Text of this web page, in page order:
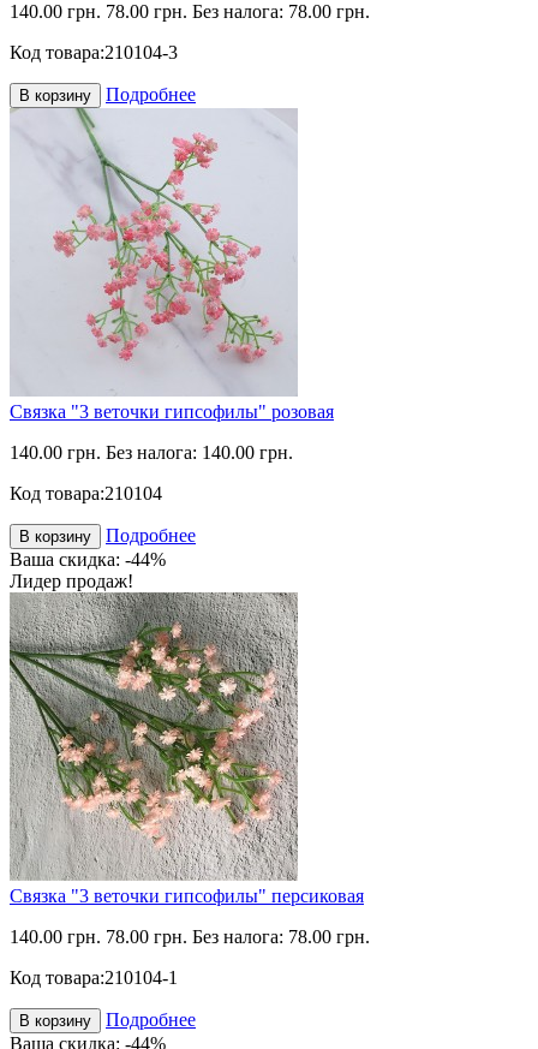
140.00 грн. 78.00 грн. Без налога: 78.00 грн.
Код товара:210104-3
В корзину Подробнее
Связка "3 веточки гипсофилы" розовая
140.00 грн. Без налога: 140.00 грн.
Код товара:210104
В корзину
Подробнее
Ваша скидка: -44%
Лидер продаж!
Связка "3 веточки гипсофилы" персиковая
140.00 грн. 78.00 грн. Без налога: 78.00 грн.
Код товара:210104-1
В корзину
Подробнее
Ваша скидка: -44%